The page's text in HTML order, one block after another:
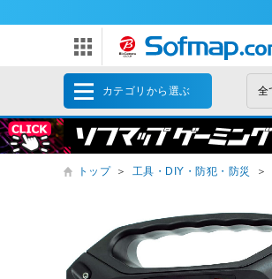
カテゴリから選ぶ
トップ ＞ 工具・DIY・防犯・防災 ＞